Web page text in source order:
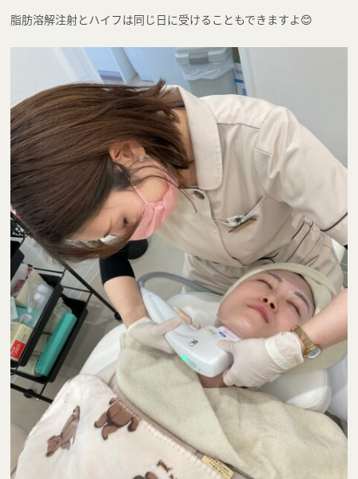
脂肪溶解注射とハイフは同じ日に受けることもできますよ😊